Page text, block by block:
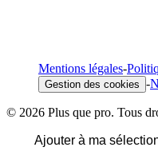
Mentions légales-
Gestion des cookies -
© 2026 Plus que pro. Tous
Ajouter à ma